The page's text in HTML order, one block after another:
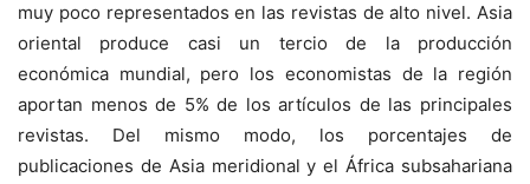
muy poco representados en las revistas de alto nivel. Asia
oriental produce casi un tercio de la producción
económica mundial, pero los economistas de la región
aportan menos de 5% de los artículos de las principales
revistas. Del mismo modo, los porcentajes de
publicaciones de Asia meridional y el África subsahariana